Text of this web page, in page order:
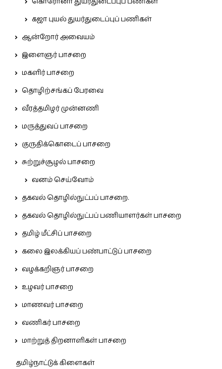
கஜா புயல் துயர்துடைப்புப் பணிகள்
ஆன்றோர் அவையம்
இளைஞர் பாசறை
மகளிர் பாசறை
தொழிற்சங்கப் பேரவை
வீரத்தமிழர் முன்னணி
மருத்துவப் பாசறை
குருதிக்கொடைப் பாசறை
சுற்றுச்சூழல் பாசறை
வனம் செய்வோம்
தகவல் தொழில்நுட்பப் பாசறை.
தகவல் தொழில்நுட்பப் பணியாளர்கள் பாசறை
தமிழ் மீட்சிப் பாசறை
கலை இலக்கியப் பண்பாட்டுப் பாசறை
வழக்கறிஞர் பாசறை
உழவர் பாசறை
மாணவர் பாசறை
வணிகர் பாசறை
மாற்றுத் திறனாளிகள் பாசறை
தமிழ்நாட்டுக் கிளைகள்